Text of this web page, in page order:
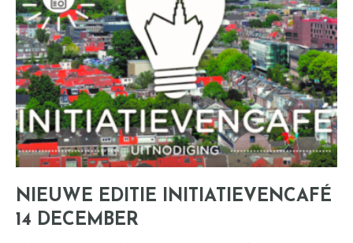
NIEUWE EDITIE INITIATIEVENCAFÉ
14 DECEMBER